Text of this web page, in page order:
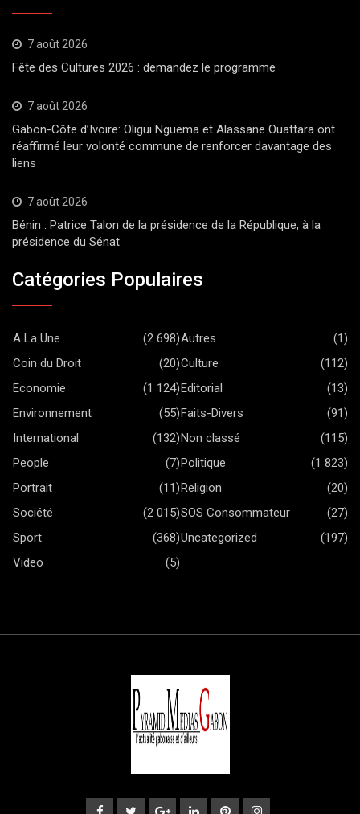
7 août 2026
Fête des Cultures 2026 : demandez le programme
7 août 2026
Gabon-Côte d’Ivoire: Oligui Nguema et Alassane Ouattara ont
réaffirmé leur volonté commune de renforcer davantage des
liens
7 août 2026
Bénin : Patrice Talon de la présidence de la République, à la
présidence du Sénat
Catégories Populaires
A La Une (2 698)Autres
(1)
Coin du Droit
(20)Culture
(112)
Economie
(1 124) Editorial
(13)
Environnement
(55) Faits-Divers
(91)
International
(132) Non classé
(115)
People
(7) Politique
(1 823)
Portrait
(11) Religion
(20)
Société
(2 015)SOS Consommateur
(27)
Sport
(368)Uncategorized
(197)
Video
(5)